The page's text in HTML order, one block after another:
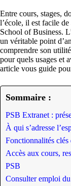
Entre cours, stages,
l’école, il est facile de
School of Business.
un véritable point
comprendre son
pour quels usages et
article vous guide
Sommaire :
PSB Extranet :
À qui s’adresse
Fonctionnalités
Accès aux cours,
PSB
Consulter emploi